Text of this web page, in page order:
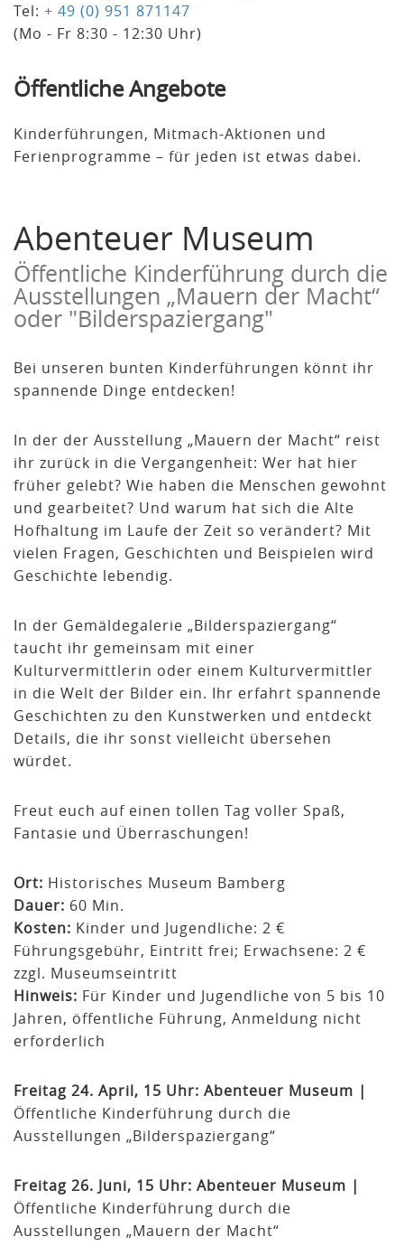
Tel: + 49 (0) 951 871147
(Mo - Fr 8:30 - 12:30 Uhr)
Öffentliche Angebote
Kinderführungen, Mitmach-Aktionen und
Ferienprogramme – für jeden ist etwas dabei.
Abenteuer Museum
Öffentliche Kinderführung durch die
Ausstellungen „Mauern der Macht“
oder "Bilderspaziergang"
Bei unseren bunten Kinderführungen könnt ihr
spannende Dinge entdecken!
In der der Ausstellung „Mauern der Macht“ reist
ihr zurück in die Vergangenheit: Wer hat hier
früher gelebt? Wie haben die Menschen gewohnt
und gearbeitet? Und warum hat sich die Alte
Hofhaltung im Laufe der Zeit so verändert? Mit
vielen Fragen, Geschichten und Beispielen wird
Geschichte lebendig.
In der Gemäldegalerie „Bilderspaziergang“
taucht ihr gemeinsam mit einer
Kulturvermittlerin oder einem Kulturvermittler
in die Welt der Bilder ein. Ihr erfahrt spannende
Geschichten zu den Kunstwerken und entdeckt
Details, die ihr sonst vielleicht übersehen
würdet.
Freut euch auf einen tollen Tag voller Spaß,
Fantasie und Überraschungen!
Ort: Historisches Museum Bamberg
Dauer: 60 Min.
Kosten: Kinder und Jugendliche: 2 €
Führungsgebühr, Eintritt frei; Erwachsene: 2 €
zzgl. Museumseintritt
Hinweis: Für Kinder und Jugendliche von 5 bis 10
Jahren, öffentliche Führung, Anmeldung nicht
erforderlich
Freitag 24. April, 15 Uhr: Abenteuer Museum |
Öffentliche Kinderführung durch die
Ausstellungen „Bilderspaziergang“
Freitag 26. Juni, 15 Uhr: Abenteuer Museum |
Öffentliche Kinderführung durch die
Ausstellungen „Mauern der Macht“